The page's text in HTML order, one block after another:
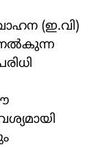
(ഇ.വി)
നൽകുന്ന